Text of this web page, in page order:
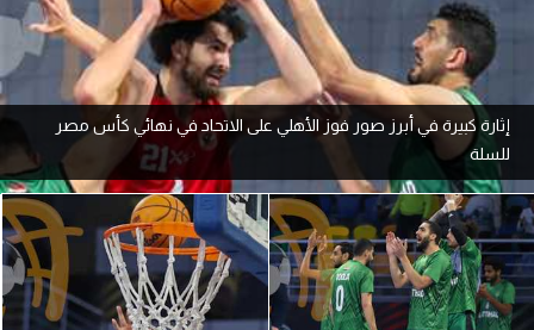
آراء حرة
ركن الألعاب
بطولات
أمريكا 2026
الدوري المصري
الدوري الإنجليزي الممتاز
إثارة كبيرة في أبرز صور فوز الأهلي على الاتحاد في نهائي كأس مصر
للسلة